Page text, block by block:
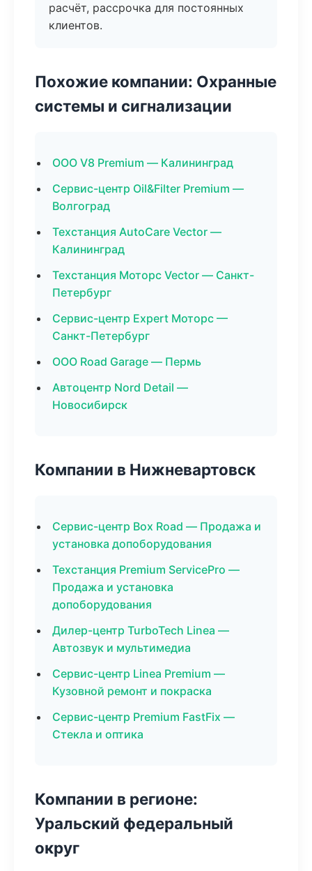
расчёт, рассрочка для постоянных
клиентов.
Похожие компании: Охранные
системы и сигнализации
ООО V8 Premium — Калининград
Сервис-центр Oil&Filter Premium —
Волгоград
Техстанция AutoCare Vector —
Калининград
Техстанция Моторс Vector — Санкт-
Петербург
Сервис-центр Expert Моторс —
Санкт-Петербург
ООО Road Garage — Пермь
Автоцентр Nord Detail —
Новосибирск
Компании в Нижневартовск
Сервис-центр Box Road — Продажа и
установка допоборудования
Техстанция Premium ServicePro —
Продажа и установка
допоборудования
Дилер-центр TurboTech Linea —
Автозвук и мультимедиа
Сервис-центр Linea Premium —
Кузовной ремонт и покраска
Сервис-центр Premium FastFix —
Стекла и оптика
Компании в регионе:
Уральский федеральный
округ